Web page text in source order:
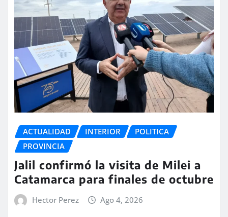
ACTUALIDAD INTERIOR
POLITICA
PROVINCIA
Jalil confirmó la visita de Milei a
Catamarca para finales de octubre
Hector Perez Ago 4, 2026